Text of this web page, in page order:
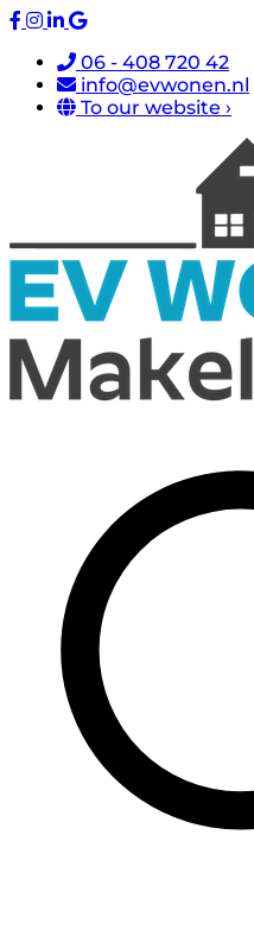
06 - 408 720 42
info@evwonen.nl
To our website ›